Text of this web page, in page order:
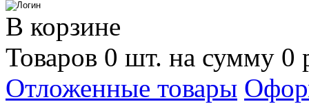
В корзине
Товаров 0 шт. на сумму 0
Отложенные товары